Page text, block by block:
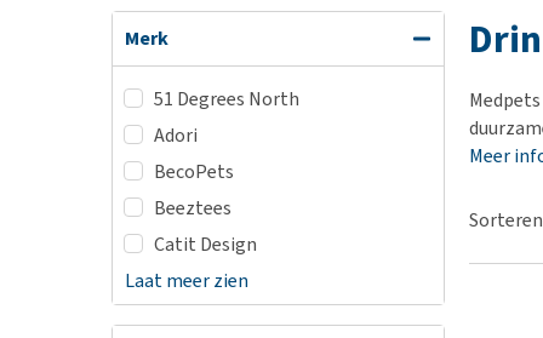
Glutenvrij
Biologisch
Vegan
Medische
BARF
Puppy apotheek
Vuurwerkangst
Merk
51 Degrees North
Adori
BecoPets
Beeztees
Catit Design
Laat meer zien
Meer